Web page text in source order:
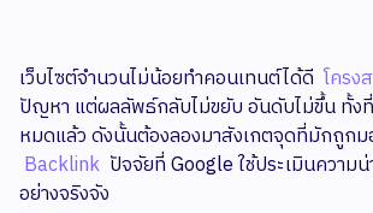
เว็บไซต์จำนวนไม่น้อยทำคอนเทนต์ได้ดี โครง
ปัญหา แต่ผลลัพธ์กลับไม่ขยับ อันดับไม่ขึ้น ทั้ง
หมดแล้ว ดังนั้นต้องลองมาสังเกตจุดที่มักถูกม
Backlink ปัจจัยที่ Google ใช้ประเมินความน่
อย่างจริงจัง